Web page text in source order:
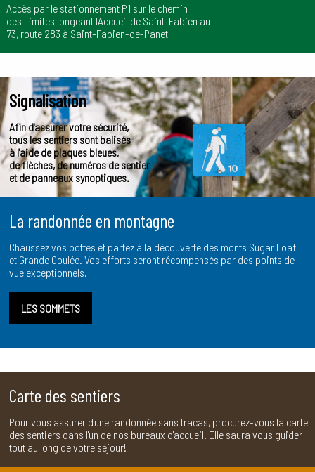
Accès par le stationnement P1 sur le chemin
des Limites longeant l'Accueil de Saint-Fabien au
73, route 283 à Saint-Fabien-de-Panet
Signalisation
Afin d'assurer votre sécurité,
tous les sentiers sont balisés
à l'aide de plaques bleues,
de flèches, de numéros de sentier
et de panneaux synoptiques.
La randonnée en montagne
Chaussez vos bottes et partez à la découverte des monts Sugar Loaf
et Grande Coulée. Vos efforts seront récompensés par des points de
vue exceptionnels.
LES SOMMETS
Carte des sentiers
Pour vous assurer d'une randonnée sans tracas, procurez-vous la carte
des sentiers dans l'un de nos bureaux d'accueil. Elle saura vous guider
tout au long de votre séjour!